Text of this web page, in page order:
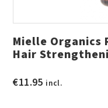
Mielle Organics
Hair
€11.95 incl.